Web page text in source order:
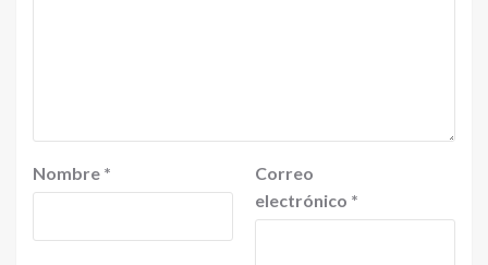
Nombre *
Correo
electrónico *